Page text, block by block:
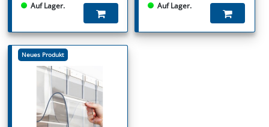
Auf Lager. Auf Lager.
Neues Produkt